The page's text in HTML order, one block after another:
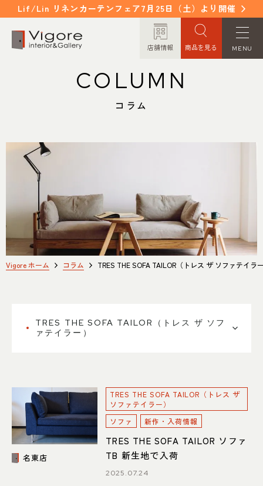
Lif/Lin リネンカーテンフェア7月25日（土）より開催
店舗情報 商品を見る MENU
イベント/ニュース
CONCEPT
ITEM
商品紹介
WORKS
SHOP INFO
MEITO
ORDER MADE
オーダーメイド
CONTACT
プライバシーポリシー
中川店
〒454-0825 名古屋市中川区好
本町1-107
Google map
営業時間 平日 11：00～18：00
COLUMN
コラム
Vigore ホーム コラム TRES THE SOFA TAILOR（トレス ザ ソファテイラ
TRES THE SOFA TAILOR（トレス ザ ソフ
ァテイラー）
名東店
TRES THE SOFA TAILOR（トレス ザ
ソファテイラー）
ソファ
新作・入荷情報
TRES THE SOFA TAILOR ソファ
TB 新生地で入荷
2025.07.24